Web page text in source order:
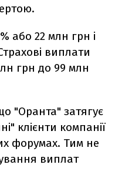
або 22 млн грн і
виплати
грн до 99 млн
"Оранта" затягує
клієнти компанії
форумах. Тим не
виплат